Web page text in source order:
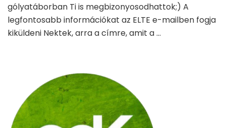
gólyatáborban Ti is megbizonyosodhattok;) A
legfontosabb információkat az ELTE e-mailben fogja
kiküldeni Nektek, arra a címre, amit a …